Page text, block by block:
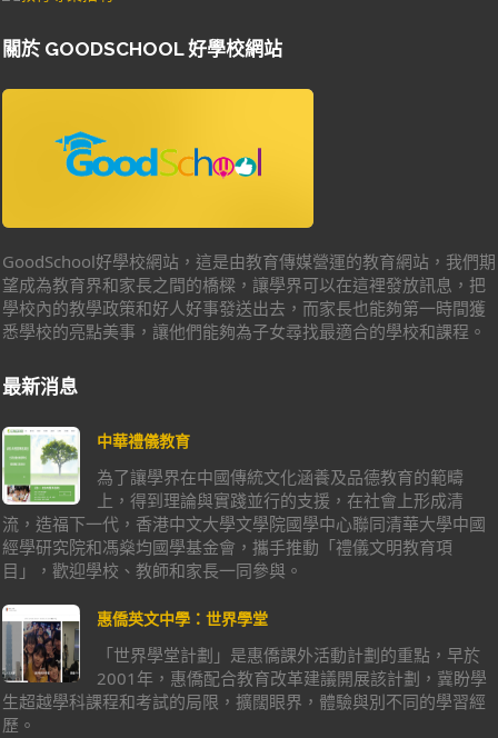
關於 GOODSCHOOL 好學校網站
GoodSchool好學校網站，這是由教育傳媒營運的教育網站，我們期
望成為教育界和家長之間的橋樑，讓學界可以在這裡發放訊息，把
學校內的教學政策和好人好事發送出去，而家長也能夠第一時間獲
悉學校的亮點美事，讓他們能夠為子女尋找最適合的學校和課程。
最新消息
中華禮儀教育
為了讓學界在中國傳統文化涵養及品德教育的範疇
上，得到理論與實踐並行的支援，在社會上形成清
流，造福下一代，香港中文大學文學院國學中心聯同清華大學中國
經學研究院和馮燊均國學基金會，攜手推動「禮儀文明教育項
目」，歡迎學校、教師和家長一同參與。
惠僑英文中學：世界學堂
「世界學堂計劃」是惠僑課外活動計劃的重點，早於
2001年，惠僑配合教育改革建議開展該計劃，冀盼學
生超越學科課程和考試的局限，擴闊眼界，體驗與別不同的學習經
歷。